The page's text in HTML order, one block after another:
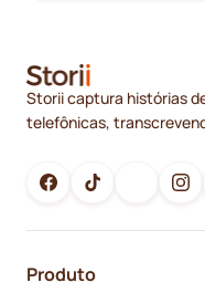
Storii captura histórias
telefônicas,
Produto